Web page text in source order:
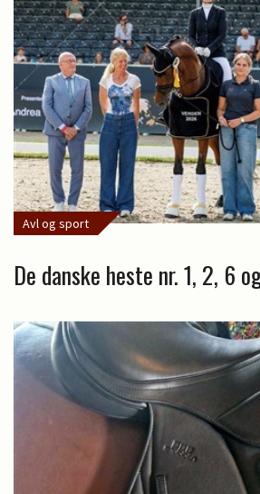
Avl og sport
De danske heste nr. 1, 2, 6